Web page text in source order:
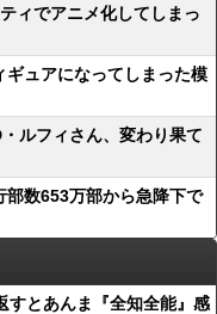
ィでアニメ化してしまっ
ギュアになってしまった模
ルフィさん、変わり果て
部数653万部から急降下で
すとあんま『全知全能』感